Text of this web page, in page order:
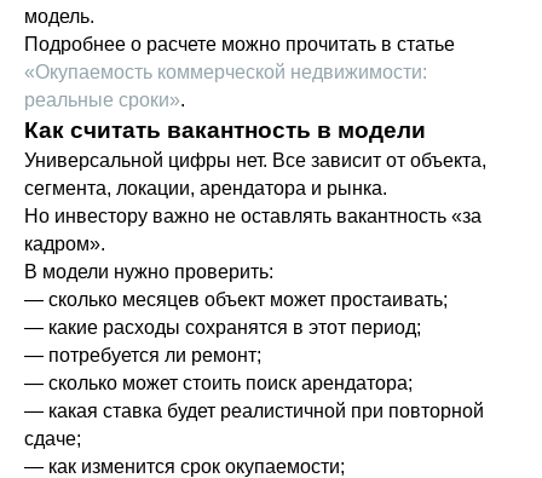
модель.
Подробнее о расчете можно прочитать в статье
«Окупаемость коммерческой недвижимости:
реальные сроки».
Как считать вакантность в модели
Универсальной цифры нет. Все зависит от объекта,
сегмента, локации, арендатора и рынка.
Но инвестору важно не оставлять вакантность «за
кадром».
В модели нужно проверить:
— сколько месяцев объект может простаивать;
— какие расходы сохранятся в этот период;
— потребуется ли ремонт;
— сколько может стоить поиск арендатора;
— какая ставка будет реалистичной при повторной
сдаче;
— как изменится срок окупаемости;